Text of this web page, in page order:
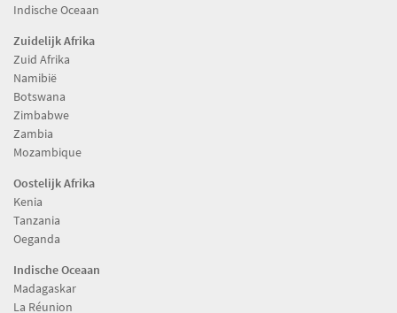
Indische Oceaan
Zuidelijk Afrika
Zuid Afrika
Namibië
Botswana
Zimbabwe
Zambia
Mozambique
Oostelijk Afrika
Kenia
Tanzania
Oeganda
Indische Oceaan
Madagaskar
La Réunion